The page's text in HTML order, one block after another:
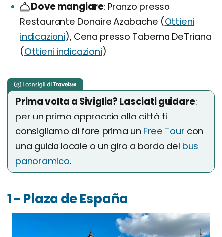
Dove mangiare Pranzo presso
Restaurante Donaire Azabache (Ottieni
indicazioni), Cena presso Taberna DeTriana
(Ottieni indicazioni)
Prima volta a Siviglia? Lasciati guidare:
per un primo approccio alla città ti
consigliamo di fare prima un Free Tour con
una guida locale o un giro a bordo del bus
panoramico.
1 - Plaza de España